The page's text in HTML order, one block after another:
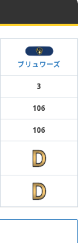
ブリュワーズ
3
106
106